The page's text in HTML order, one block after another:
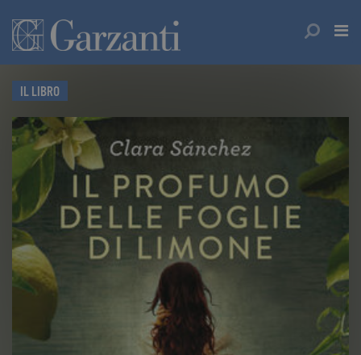
IL LIBRO